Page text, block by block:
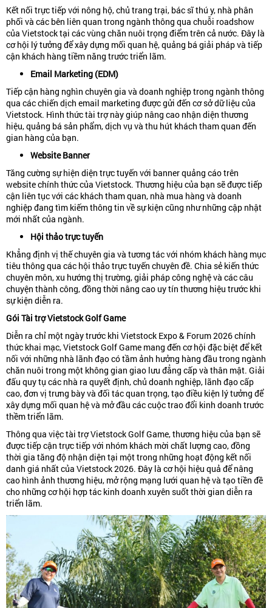
Kết nối trực tiếp với nông hộ, chủ trang trại, bác sĩ thú y, nhà phân
phối và các bên liên quan trong ngành thông qua chuỗi roadshow
của Vietstock tại các vùng chăn nuôi trọng điểm trên cả nước. Đây là
cơ hội lý tưởng để xây dựng mối quan hệ, quảng bá giải pháp và tiếp
cận khách hàng tiềm năng trước triển lãm.
Email Marketing (EDM)
Tiếp cận hàng nghìn chuyên gia và doanh nghiệp trong ngành thông
qua các chiến dịch email marketing được gửi đến cơ sở dữ liệu của
Vietstock. Hình thức tài trợ này giúp nâng cao nhận diện thương
hiệu, quảng bá sản phẩm, dịch vụ và thu hút khách tham quan đến
gian hàng của bạn.
Website Banner
Tăng cường sự hiện diện trực tuyến với banner quảng cáo trên
website chính thức của Vietstock. Thương hiệu của bạn sẽ được tiếp
cận liên tục với các khách tham quan, nhà mua hàng và doanh
nghiệp đang tìm kiếm thông tin về sự kiện cũng như những cập nhật
mới nhất của ngành.
Hội thảo trực tuyến
Khẳng định vị thế chuyên gia và tương tác với nhóm khách hàng mục
tiêu thông qua các hội thảo trực tuyến chuyên đề. Chia sẻ kiến thức
chuyên môn, xu hướng thị trường, giải pháp công nghệ và các câu
chuyện thành công, đồng thời nâng cao uy tín thương hiệu trước khi
sự kiện diễn ra.
Gói Tài trợ Vietstock Golf Game
Diễn ra chỉ một ngày trước khi Vietstock Expo & Forum 2026 chính
thức khai mạc, Vietstock Golf Game mang đến cơ hội đặc biệt để kết
nối với những nhà lãnh đạo có tầm ảnh hưởng hàng đầu trong ngành
chăn nuôi trong một không gian giao lưu đẳng cấp và thân mật. Giải
đấu quy tụ các nhà ra quyết định, chủ doanh nghiệp, lãnh đạo cấp
cao, đơn vị trưng bày và đối tác quan trọng, tạo điều kiện lý tưởng để
xây dựng mối quan hệ và mở đầu các cuộc trao đổi kinh doanh trước
thềm triển lãm.
Thông qua việc tài trợ Vietstock Golf Game, thương hiệu của bạn sẽ
được tiếp cận trực tiếp với nhóm khách mời chất lượng cao, đồng
thời gia tăng độ nhận diện tại một trong những hoạt động kết nối
danh giá nhất của Vietstock 2026. Đây là cơ hội hiệu quả để nâng
cao hình ảnh thương hiệu, mở rộng mạng lưới quan hệ và tạo tiền đề
cho những cơ hội hợp tác kinh doanh xuyên suốt thời gian diễn ra
triển lãm.